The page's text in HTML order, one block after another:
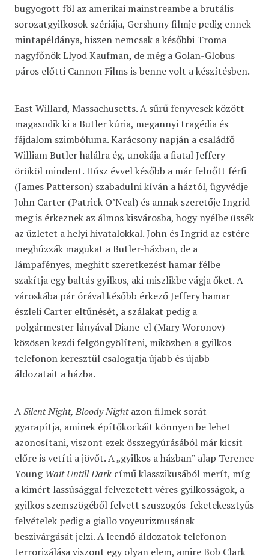
bugyogott föl az amerikai mainstreambe a brutális
sorozatgyilkosok szériája, Gershuny filmje pedig ennek
mintapéldánya, hiszen nemcsak a későbbi Troma
nagyfőnök Llyod Kaufman, de még a Golan-Globus
páros előtti Cannon Films is benne volt a készítésben.
East Willard, Massachusetts. A sűrű fenyvesek között
magasodik ki a Butler kúria, megannyi tragédia és
fájdalom szimbóluma. Karácsony napján a családfő
William Butler halálra ég, unokája a fiatal Jeffery
örököl mindent. Húsz évvel később a már felnőtt férfi
(James Patterson) szabadulni kíván a háztól, ügyvédje
John Carter (Patrick O’Neal) és annak szeretője Ingrid
meg is érkeznek az álmos kisvárosba, hogy nyélbe üssék
az üzletet a helyi hivatalokkal. John és Ingrid az estére
meghúzzák magukat a Butler-házban, de a
lámpafényes, meghitt szeretkezést hamar félbe
szakítja egy baltás gyilkos, aki miszlikbe vágja őket. A
városkába pár órával később érkező Jeffery hamar
észleli Carter eltűnését, a szálakat pedig a
polgármester lányával Diane-el (Mary Woronov)
közösen kezdi felgöngyölíteni, miközben a gyilkos
telefonon keresztül csalogatja újabb és újabb
áldozatait a házba.
ASilent Night, Bloody Nightazon filmek sorát
gyarapítja, aminek építőkockáit könnyen be lehet
azonosítani, viszont ezek összegyúrásából már kicsit
előre is vetíti a jövőt. A „gyilkos a házban” alap Terence
YoungWait Untill Dark című klasszikusából merít, míg
a kimért lassúsággal felvezetett véres gyilkosságok, a
gyilkos szemszögéből felvett szuszogós-feketekesztyűs
felvételek pedig a giallo voyeurizmusának
beszivárgását jelzi. A leendő áldozatok telefonon
terrorizálása viszont egy olyan elem, amire Bob Clark